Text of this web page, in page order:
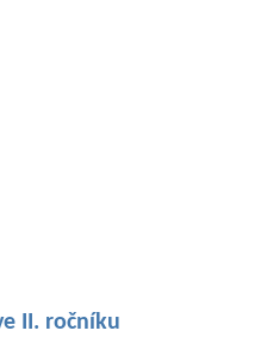
II. ročníku